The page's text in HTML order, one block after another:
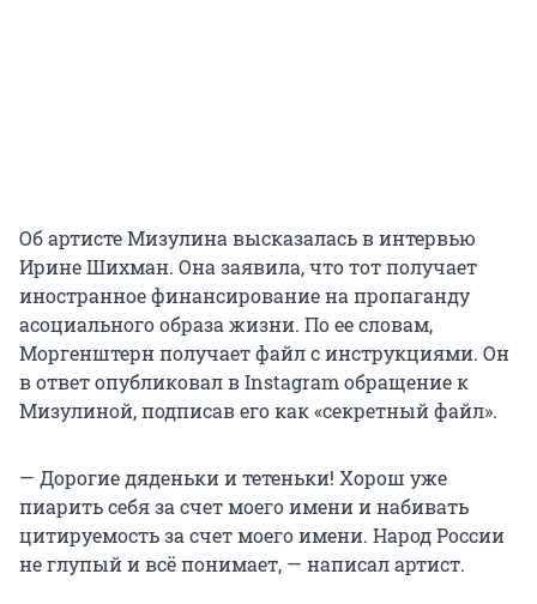
Об артисте Мизулина высказалась в интервью
Ирине Шихман. Она заявила, что тот получает
иностранное финансирование на пропаганду
асоциального образа жизни. По ее словам,
Моргенштерн получает файл с инструкциями. Он
в ответ опубликовал в Instagram обращение к
Мизулиной, подписав его как «секретный файл».
— Дорогие дяденьки и тетеньки! Хорош уже
пиарить себя за счет моего имени и набивать
цитируемость за счет моего имени. Народ России
не глупый и всё понимает, — написал артист.